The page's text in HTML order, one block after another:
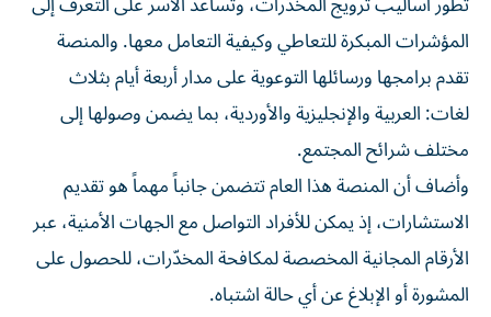
المؤشرات المبكرة للتعاطي وكيفية التعامل معها. والمنصة
تقدم برامجها ورسائلها التوعوية على مدار أربعة أيام بثلاث
لغات: العربية والإنجليزية والأوردية، بما يضمن وصولها إلى
مختلف شرائح المجتمع.
وأضاف أن المنصة هذا العام تتضمن جانباً مهماً هو تقديم
الاستشارات، إذ يمكن للأفراد التواصل مع الجهات الأمنية، عبر
الأرقام المجانية المخصصة لمكافحة المخدّرات، للحصول على
المشورة أو الإبلاغ عن أي حالة اشتباه.